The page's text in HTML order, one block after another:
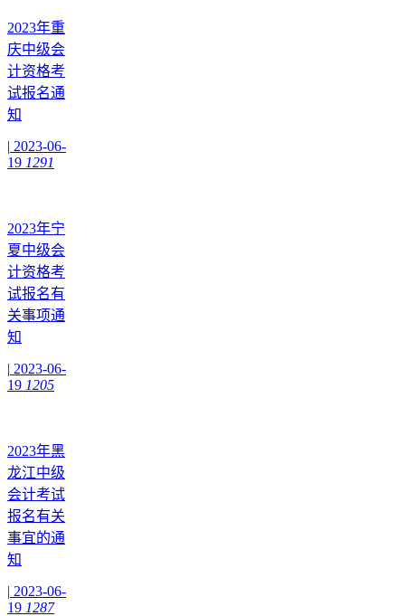
2023年重
庆中级会
计资格考
试报名通
知
| 2023-06-
19 1291
2023年宁
夏中级会
计资格考
试报名有
关事项通
知
| 2023-06-
19 1205
2023年黑
龙江中级
会计考试
报名有关
事宜的通
知
| 2023-06-
19 1287